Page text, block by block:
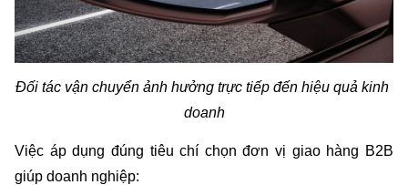
Đối tác vận chuyển ảnh hưởng trực tiếp đến hiệu quả kinh
doanh
Việc áp dụng đúng tiêu chí chọn đơn vị giao hàng B2B
giúp doanh nghiệp: